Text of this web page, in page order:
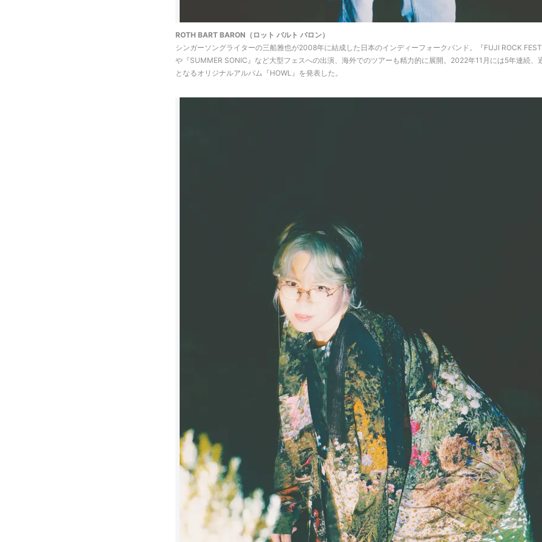
ROTH BART BARON（ロット バルト バロン）
シンガーソングライターの三船雅也が2008年に結成した日本のインディーフォークバンド。『FUJI ROCK
や『SUMMER SONIC』など大型フェスへの出演、海外でのツアーも精力的に展開。2022年11月には5年連続、
となるオリジナルアルバム『HOWL』を発表した。